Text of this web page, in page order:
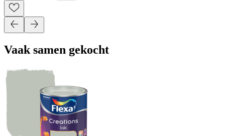
Vaak samen gekocht